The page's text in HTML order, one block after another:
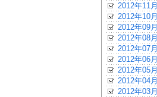
2012年11月
2012年10月
2012年09月
2012年08月
2012年07月
2012年06月
2012年05月
2012年04月
2012年03月